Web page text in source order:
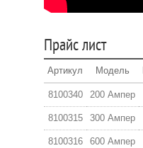
Прайс лист
Артикул Модель
8100340 200 Ампер
8100315 300 Ампер
8100316 600 Ампер